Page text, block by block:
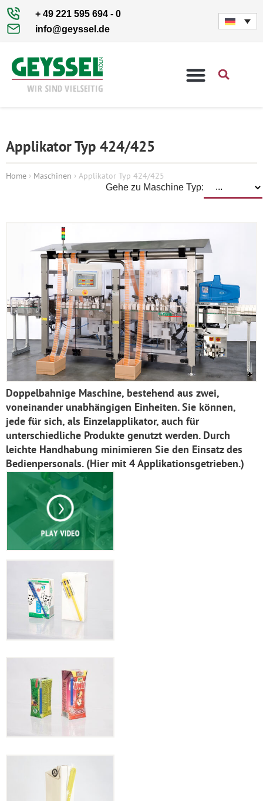
+ 49 221 595 694 - 0
info@geyssel.de
Applikator Typ 424/425
Home › Maschinen › Applikator Typ 424/425
Gehe zu Maschine Typ:
Doppelbahnige Maschine, bestehend aus zwei,
voneinander unabhängigen Einheiten. Sie können,
jede für sich, als Einzelapplikator, auch für
unterschiedliche Produkte genutzt werden. Durch
leichte Handhabung minimieren Sie den Einsatz des
Bedienpersonals. (Hier mit 4 Applikationsgetrieben.)